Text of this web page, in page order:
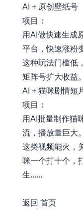
AI + 原创壁纸号
项目：
用AI做快速生成
平台，快速涨粉
这种玩法门槛低
矩阵号扩大收益。
AI + 猫咪剧情短
项目：
用AI批量制作猫
流，播放量巨大。
这类视频能火，
咪一个打十个，
生......
返回 首页